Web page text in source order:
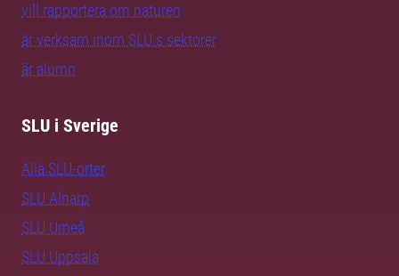
vill rapportera om naturen
är verksam inom SLU:s sektorer
är alumn
SLU i Sverige
Alla SLU-orter
SLU Alnarp
SLU Umeå
SLU Uppsala